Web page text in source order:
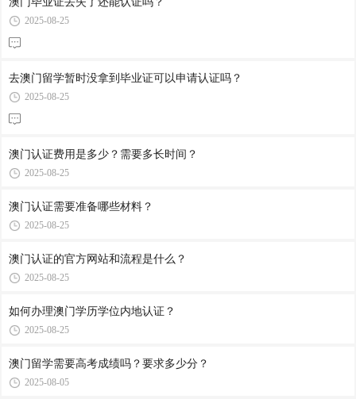
2025-08-25
去澳门留学暂时没拿到毕业证可以申请认证吗？
2025-08-25
澳门认证费用是多少？需要多长时间？
2025-08-25
澳门认证需要准备哪些材料？
2025-08-25
澳门认证的官方网站和流程是什么？
2025-08-25
如何办理澳门学历学位内地认证？
2025-08-25
澳门留学需要高考成绩吗？要求多少分？
2025-08-05